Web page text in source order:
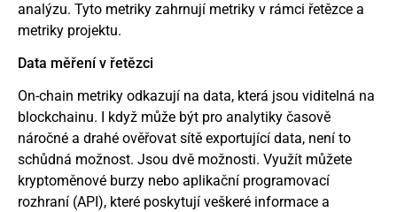
analýzu. Tyto metriky zahrnují metriky v rámci řetězce a
metriky projektu.
Data měření v řetězci
On-chain metriky odkazují na data, která jsou viditelná na
blockchainu. I když může být pro analytiky časově
náročné a drahé ověřovat sítě exportující data, není to
schůdná možnost. Jsou dvě možnosti. Využít můžete
kryptoměnové burzy nebo aplikační programovací
rozhraní (API), které poskytují veškeré informace a